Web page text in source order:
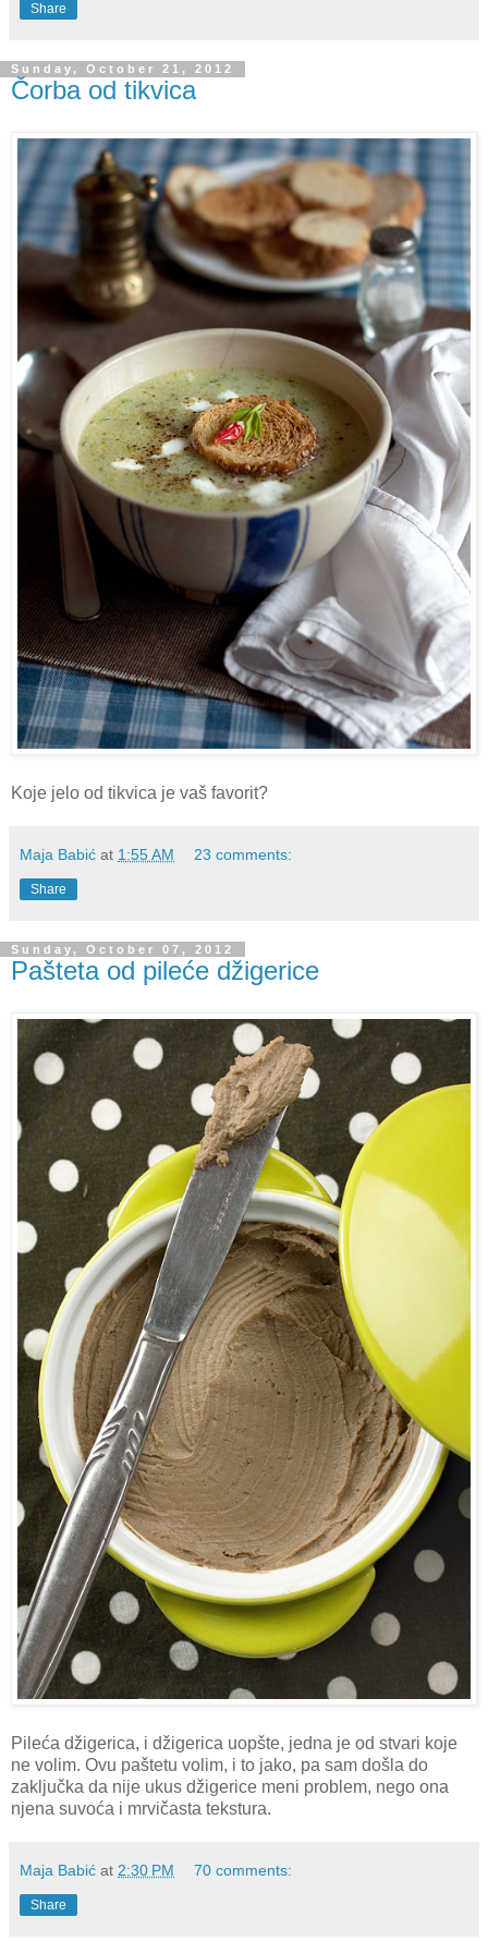
Share
Sunday, October 21, 2012
Čorba od tikvica
Koje jelo od tikvica je vaš favorit?
Maja Babić at 1:55 AM 23 comments:
Share
Sunday, October 07, 2012
Pašteta od pileće džigerice
Pileća džigerica, i džigerica uopšte, jedna je od stvari koje
ne volim. Ovu paštetu volim, i to jako, pa sam došla do
zaključka da nije ukus džigerice meni problem, nego ona
njena suvoća i mrvičasta tekstura.
Maja Babić at 2:30 PM 70 comments:
Share